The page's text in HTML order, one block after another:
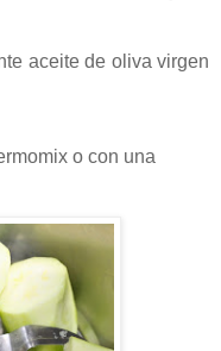
aceite de oliva virgen
o con una